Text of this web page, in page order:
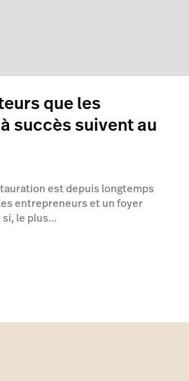
que les
succès suivent au
est depuis longtemps
entrepreneurs et un foyer
le plus...